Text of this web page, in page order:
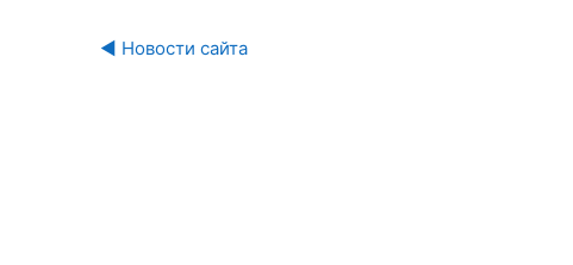
◀︎ Новости сайта